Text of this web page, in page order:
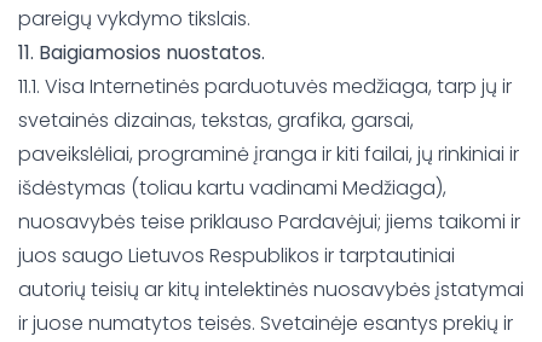
pareigų vykdymo tikslais.
11. Baigiamosios nuostatos.
11.1. Visa Internetinės parduotuvės medžiaga, tarp jų ir
svetainės dizainas, tekstas, grafika, garsai,
paveikslėliai, programinė įranga ir kiti failai, jų rinkiniai ir
išdėstymas (toliau kartu vadinami Medžiaga),
nuosavybės teise priklauso Pardavėjui; jiems taikomi ir
juos saugo Lietuvos Respublikos ir tarptautiniai
autorių teisių ar kitų intelektinės nuosavybės įstatymai
ir juose numatytos teisės. Svetainėje esantys prekių ir